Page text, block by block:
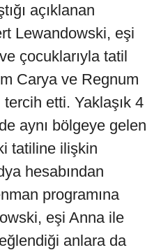
açıklanan
Lewandowski, eşi
çocuklarıyla tatil
Carya ve Regnum
etti. Yaklaşık 4
aynı bölgeye gelen
tatiline ilişkin
hesabından
programına
eşi Anna ile
anlara da